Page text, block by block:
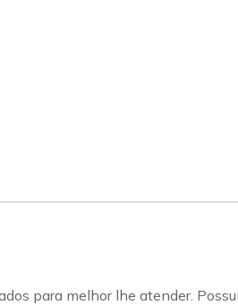
para melhor lhe atender.